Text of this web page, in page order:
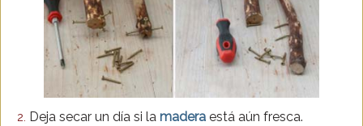
2. Deja secar un día si la madera está aún fresca.